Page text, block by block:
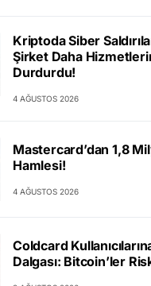
Kriptoda Siber
Şirket Daha
Durdurdu!
4 AĞUSTOS 2026
Mastercard’dan 1,8
Hamlesi!
4 AĞUSTOS 2026
Coldcard
Dalgası: Bitcoin’ler